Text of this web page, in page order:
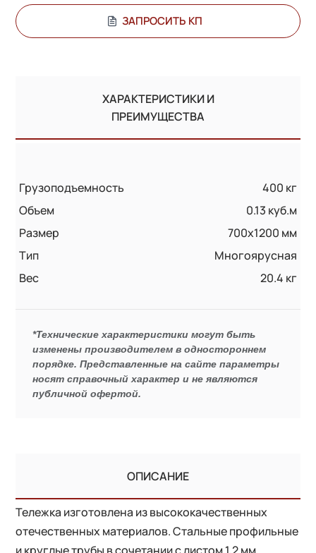
ЗАПРОСИТЬ КП
ХАРАКТЕРИСТИКИ И
ПРЕИМУЩЕСТВА
Грузоподъемность
400 кг
Объем
0.13 куб.м
Размер
700х1200 мм
Тип
Многоярусная
Вес
20.4 кг
*Технические характеристики могут быть
изменены производителем в одностороннем
порядке. Представленные на сайте параметры
носят справочный характер и не являются
публичной офертой.
ОПИСАНИЕ
Тележка изготовлена из высококачественных
отечественных материалов. Стальные профильные